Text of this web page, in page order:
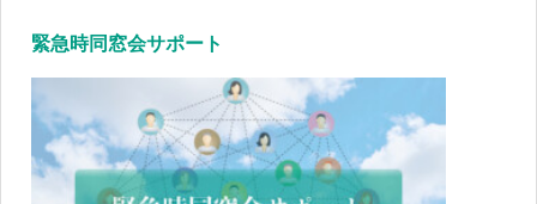
緊急時同窓会サポート